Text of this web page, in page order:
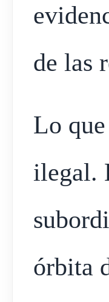
de las
Lo
ilegal.
órbita